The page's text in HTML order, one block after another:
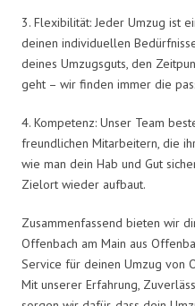
3. Flexibilität: Jeder Umzug ist
deinen individuellen
deines Umzugsguts, den
geht – wir finden immer die
4. Kompetenz: Unser Team
freundlichen Mitarbeitern, die
wie man dein Hab und Gut
Zielort wieder aufbaut.
Zusammenfassend bieten wir
Offenbach am Main aus
Service für deinen Umzug von
Mit unserer Erfahrung,